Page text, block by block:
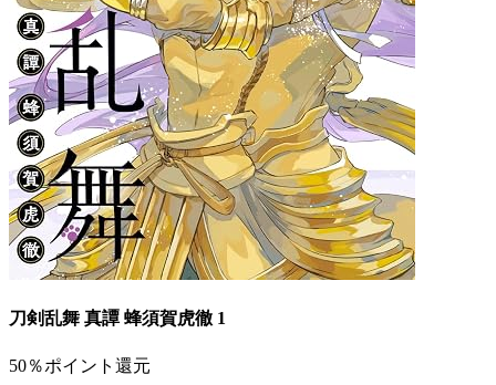
刀剣乱舞 真譚 蜂須賀虎徹 1
50％ポイント還元